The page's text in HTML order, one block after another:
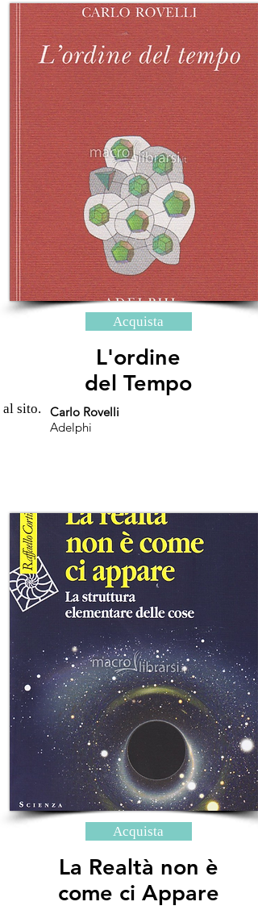
Acquista
L'ordine
del Tempo
Carlo Rovelli
Adelphi
al sito.
Acquista
La Realtà non è
come ci Appare